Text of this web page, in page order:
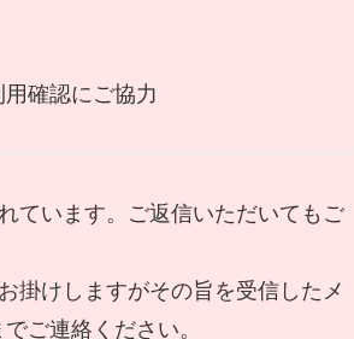
確認にご協力
ています。ご返信いただいてもご
掛けしますがその旨を受信したメ
ご連絡ください。